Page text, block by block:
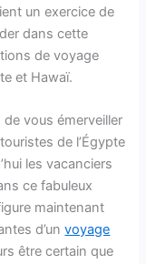
un exercice de
dans cette
de voyage
et Hawaï.
de vous émerveiller
de l’Égypte
les vacanciers
ce fabuleux
maintenant
d’unvoyage
être certain que